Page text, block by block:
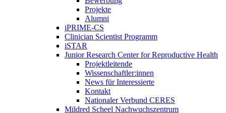
Projekte
Alumni
iPRIME-CS
Clinician Scientist Programm
iSTAR
Junior Research Center for Reproductive Health
Projektleitende
Wissenschaftler:innen
News für Interessierte
Kontakt
Nationaler Verbund CERES
Mildred Scheel Nachwuchszentrum